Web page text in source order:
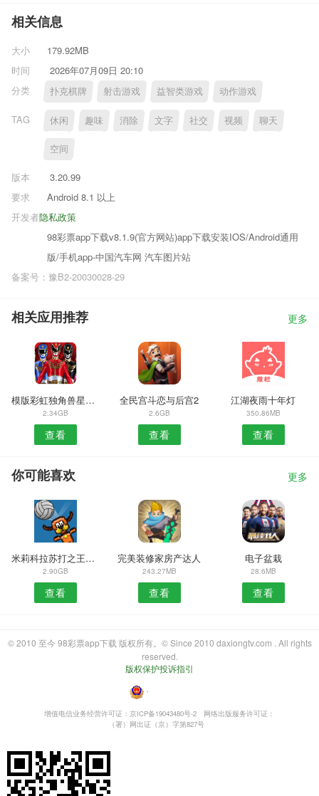
相关信息
大小
179.92MB
时间
2026年07月09日 20:10
分类
扑克棋牌 射击游戏 益智类游戏 动作游戏
TAG 休闲 趣味 消除 文字 社交 视频 聊天
空间
版本
3.20.99
要求
Android 8.1 以上
隐私政策
开发者
98彩票app下载v8.1.9(官方网站)app下载安装IOS/Android通用
版/手机app-中国汽车网 汽车图片站
备案号：豫B2-20030028-29
相关应用推荐 更多
模版彩虹独角兽星空跑酷
2.34GB
查看
全民宫斗恋与后宫2
2.6GB
查看
江湖夜雨十年灯
350.86MB
查看
你可能喜欢 更多
米莉科拉苏打之王中文版
2.90GB
查看
完美装修家房产达人
243.27MB
查看
电子盆栽
28.6MB
查看
© 2010 至今 98彩票app下载 版权所有。© Since 2010 daxiongtv.com . All rights
reserved.
版权保护投诉指引
・
增值电信业务经营许可证：京ICP备19043480号-2
网络出版服务许可证：
（署）网出证（京）字第827号